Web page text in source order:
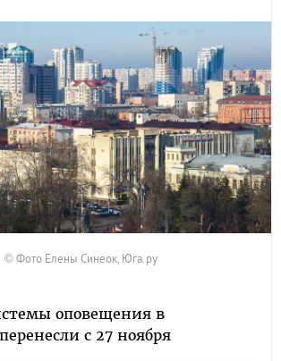
© Фото Елены Синеок, Юга.ру
оповещения в
с 27 ноября